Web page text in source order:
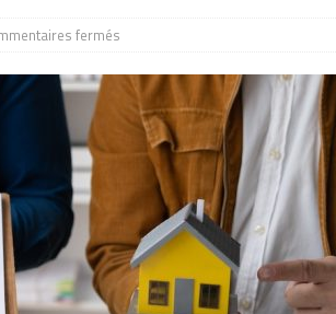
fermés